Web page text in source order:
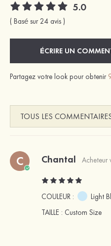
5.0
( Basé sur 24 avis )
ÉCRIRE UN
Partagez votre look pour obtenir
TOUS LES
C Chantal Acheteur
COULEUR :
Light
TAILLE : Custom Size